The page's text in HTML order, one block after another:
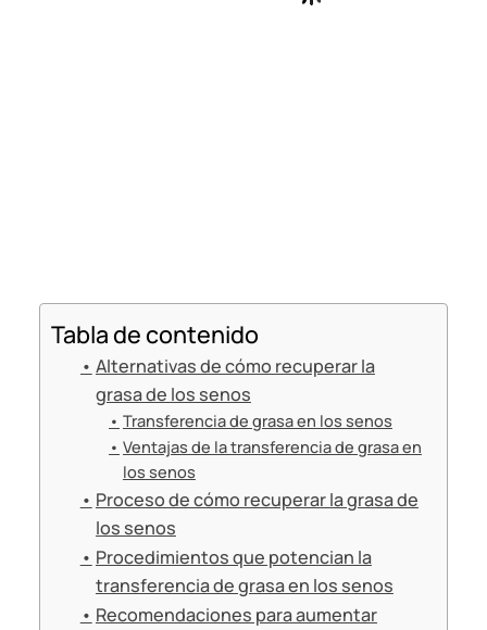
Tabla de contenido
Alternativas de cómo recuperar la
grasa de los senos
Transferencia de grasa en los senos
Ventajas de la transferencia de grasa en
los senos
Proceso de cómo recuperar la grasa de
los senos
Procedimientos que potencian la
transferencia de grasa en los senos
Recomendaciones para aumentar